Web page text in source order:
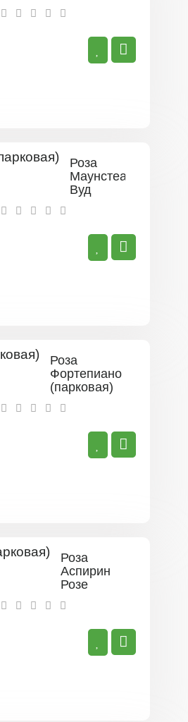
Роза
Маунстеад
Вуд
Роза
Фортепиано
(парковая)
Роза
Аспирин
Розе
(парковая)